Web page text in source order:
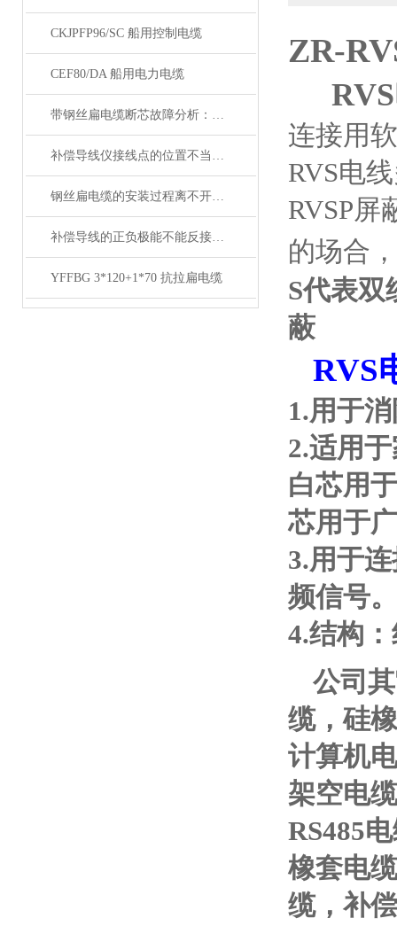
CKJPFP96/SC 船用控制电缆
CEF80/DA 船用电力电缆
带钢丝扁电缆断芯故障分析：从钢丝疲劳到导体断裂的连锁反应
补偿导线仪接线点的位置不当，易引起误差
钢丝扁电缆的安装过程离不开这两点注意事项
补偿导线的正负极能不能反接呢？
YFFBG 3*120+1*70 抗拉扁电缆
ZR-
连接用
RVS电
RVSP
的场合
S代表
蔽
RVS
1.用于
2.适用
白芯用
芯用于
3.用于
频信号。
4.结构
公司
缆，硅
计算机
架空电
RS485
橡套电
缆，补